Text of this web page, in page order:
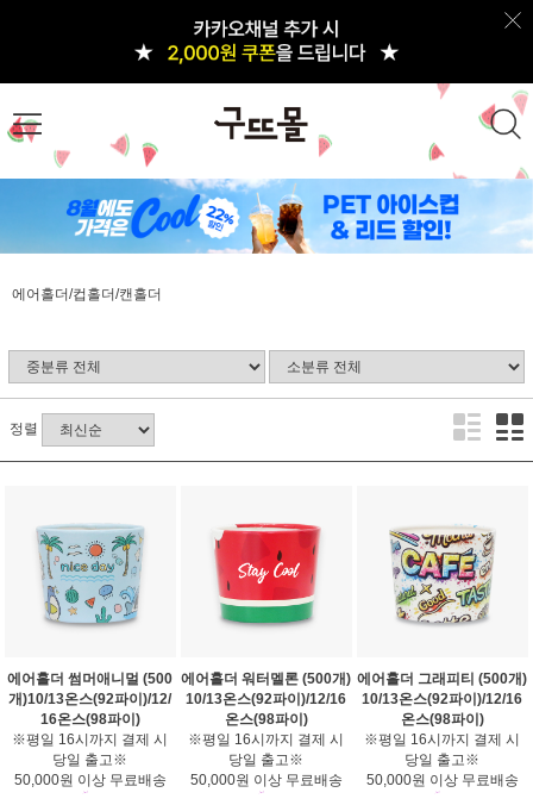
에어홀더/컵홀더/캔홀더
정렬
에어홀더 썸머애니멀 (500
개)10/13온스(92파이)/12/
16온스(98파이)
※평일 16시까지 결제 시
당일 출고※
50,000원 이상 무료배송
에어홀더 워터멜론 (500개)
10/13온스(92파이)/12/16
온스(98파이)
※평일 16시까지 결제 시
당일 출고※
50,000원 이상 무료배송
에어홀더 그래피티 (500개)
10/13온스(92파이)/12/16
온스(98파이)
※평일 16시까지 결제 시
당일 출고※
50,000원 이상 무료배송